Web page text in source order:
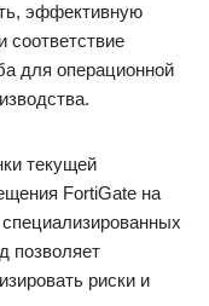
эффективную
соответствие
для операционной
текущей
FortiGate на
позволяет
риски и